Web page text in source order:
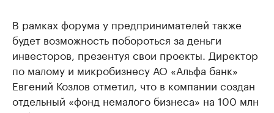
В рамках форума у предпринимателей также
будет возможность побороться за деньги
инвесторов, презентуя свои проекты. Директор
по малому и микробизнесу АО «Альфа банк»
Евгений Козлов отметил, что в компании создан
отдельный «фонд немалого бизнеса» на 100 млн